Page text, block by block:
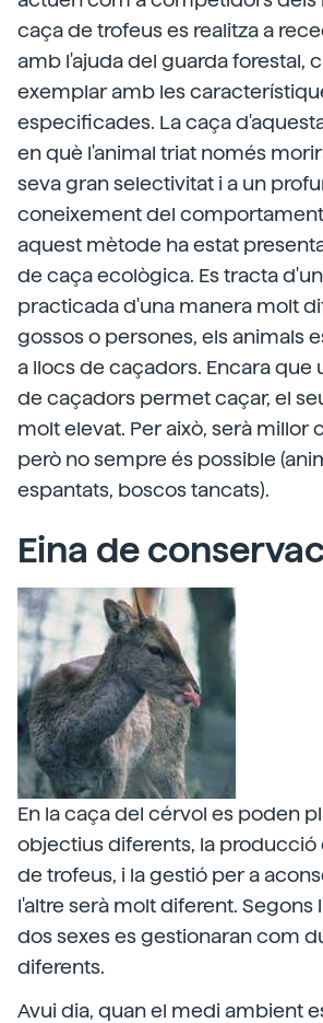
caça de trofeus es realitza a
amb l'ajuda del guarda forestal,
exemplar amb les
especificades. La caça
en què l'animal triat només
seva gran selectivitat i a un
coneixement del
aquest mètode ha estat
de caça ecològica. Es tracta
practicada d'una manera molt
gossos o persones, els animals
a llocs de caçadors. Encara que
de caçadors permet caçar, el
molt elevat. Per això, serà millor
però no sempre és possible
espantats, boscos tancats).
Eina de
En la caça del cérvol es poden
objectius diferents, la producció
de trofeus, i la gestió per a
l'altre serà molt diferent. Segons
dos sexes es gestionaran com
diferents.
Avui dia, quan el medi ambient